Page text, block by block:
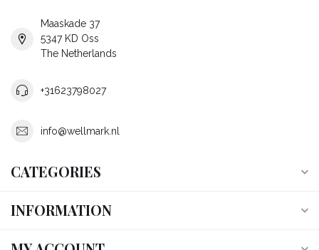
Maaskade 37
5347 KD Oss
The Netherlands
+31623798027
info@wellmark.nl
CATEGORIES
INFORMATION